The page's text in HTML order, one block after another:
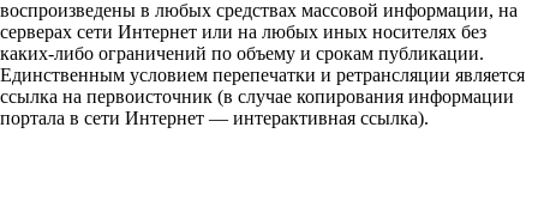
воспроизведены в любых средствах массовой информации, на
серверах сети Интернет или на любых иных носителях без
каких-либо ограничений по объему и срокам публикации.
Единственным условием перепечатки и ретрансляции является
ссылка на первоисточник (в случае копирования информации
портала в сети Интернет — интерактивная ссылка).